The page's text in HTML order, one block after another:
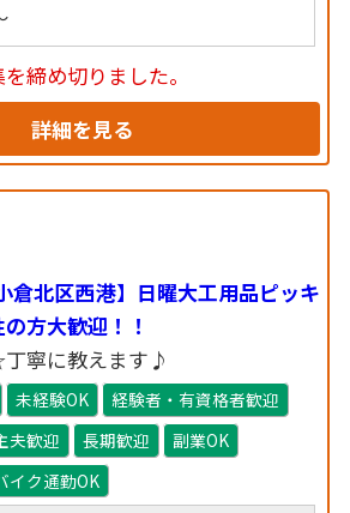
～
締め切りました。
詳細を見る
倉北区西港】日曜大工用品ピッキ
方大歓迎！！
寧に教えます♪
未経験OK
経験者・有資格者歓迎
夫歓迎 長期歓迎
副業OK
イク通勤OK